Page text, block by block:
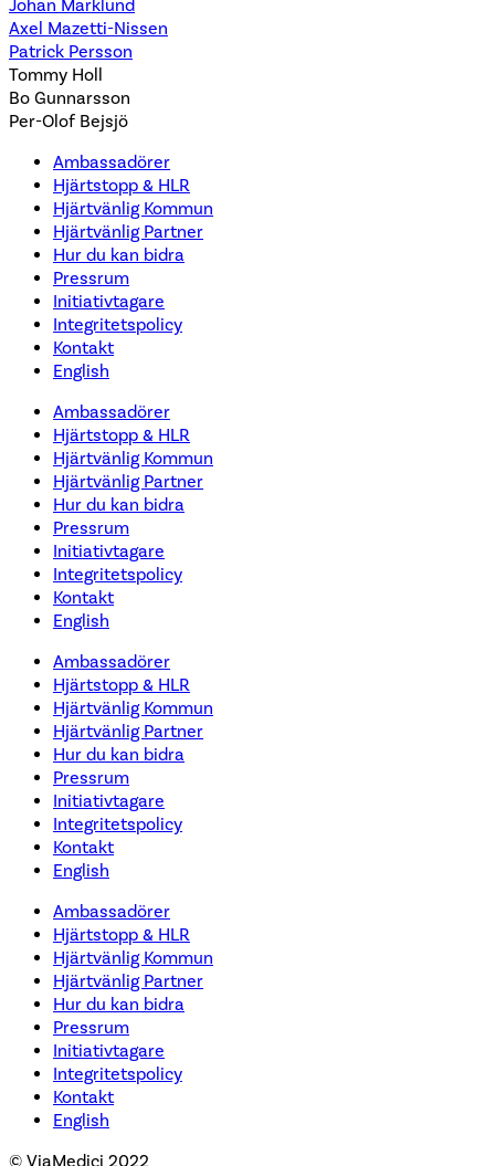
Johan Marklund
Axel Mazetti-Nissen
Patrick Persson
Tommy Holl
Bo Gunnarsson
Per-Olof Bejsjö
Ambassadörer
Hjärtstopp & HLR
Hjärtvänlig Kommun
Hjärtvänlig Partner
Hur du kan bidra
Pressrum
Initiativtagare
Integritetspolicy
Kontakt
English
Ambassadörer
Hjärtstopp & HLR
Hjärtvänlig Kommun
Hjärtvänlig Partner
Hur du kan bidra
Pressrum
Initiativtagare
Integritetspolicy
Kontakt
English
Ambassadörer
Hjärtstopp & HLR
Hjärtvänlig Kommun
Hjärtvänlig Partner
Hur du kan bidra
Pressrum
Initiativtagare
Integritetspolicy
Kontakt
English
Ambassadörer
Hjärtstopp & HLR
Hjärtvänlig Kommun
Hjärtvänlig Partner
Hur du kan bidra
Pressrum
Initiativtagare
Integritetspolicy
Kontakt
English
© ViaMedici 2022